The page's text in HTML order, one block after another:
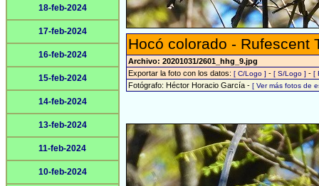
18-feb-2024
17-feb-2024
16-feb-2024
15-feb-2024
14-feb-2024
13-feb-2024
11-feb-2024
10-feb-2024
Hocó colorado - Rufescent
Archivo: 20201031/2601_hhg_9.jpg
Exportar la foto con los datos: [ C/Logo ] - [ S/Logo ] - [
Fotógrafo: Héctor Horacio García - [ Ver más fotos de